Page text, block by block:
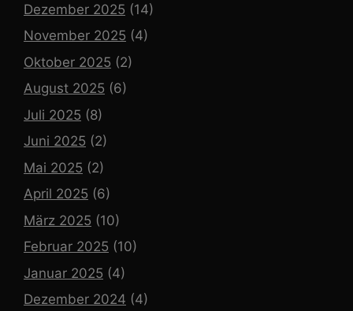
Dezember 2025 (14)
November 2025 (4)
Oktober 2025 (2)
August 2025 (6)
Juli 2025 (8)
Juni 2025 (2)
Mai 2025 (2)
April 2025 (6)
März 2025 (10)
Februar 2025 (10)
Januar 2025 (4)
Dezember 2024 (4)